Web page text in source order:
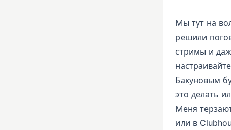
Мы тут на
решили
стримы и
Бакуновым
это делать
Меня
или в